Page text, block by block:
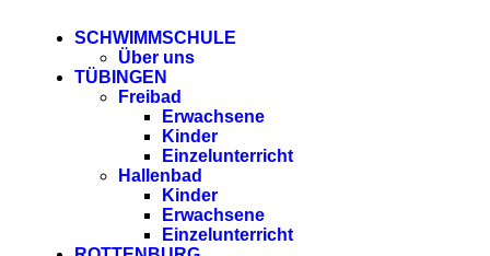
SCHWIMMSCHULE
Über uns
TÜBINGEN
Freibad
Erwachsene
Kinder
Einzelunterricht
Hallenbad
Kinder
Erwachsene
Einzelunterricht